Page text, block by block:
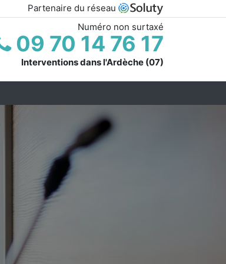
Partenaire du réseau
Numéro non surtaxé
09 70 14 76 17
Interventions dans l'Ardèche (07)